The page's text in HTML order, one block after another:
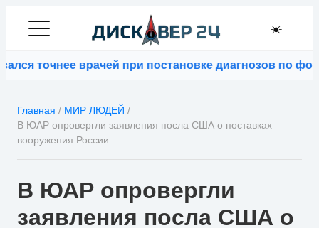
☀️
врачей при постановке диагнозов по
Главная / МИР ЛЮДЕЙ /
В ЮАР опровергли заявления посла США о поставках
вооружения России
В ЮАР опровергли
заявления посла США о